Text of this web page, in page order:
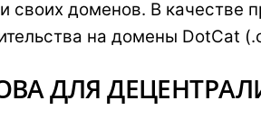
своих доменов. В качестве
на домены DotCat
ДЛЯ